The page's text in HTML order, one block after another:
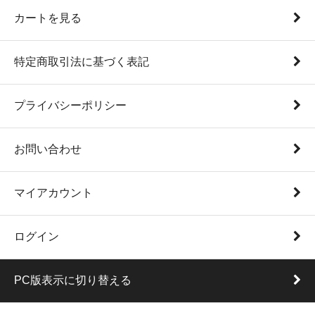
カートを見る
特定商取引法に基づく表記
プライバシーポリシー
お問い合わせ
マイアカウント
ログイン
PC版表示に切り替える